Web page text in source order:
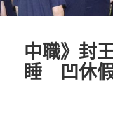
中職》封
睡 凹休